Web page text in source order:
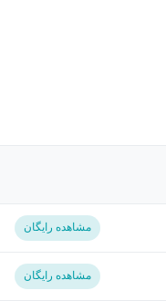
مشاهده رایگان
مشاهده رایگان